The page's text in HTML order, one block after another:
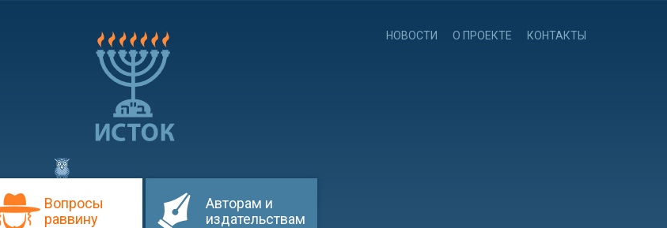
НОВОСТИ О ПРОЕКТЕ КОНТАКТЫ
Вопросы
раввину
Авторам и
издательствам